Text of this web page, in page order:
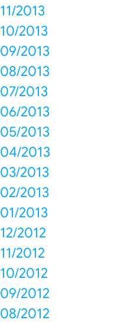
11/2013
10/2013
09/2013
08/2013
07/2013
06/2013
05/2013
04/2013
03/2013
02/2013
01/2013
12/2012
11/2012
10/2012
09/2012
08/2012